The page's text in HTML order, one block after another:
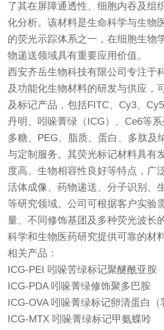
了其在屏障通透性、细胞内吞及组
化分析。该材料是生命科学与生物
的荧光示踪体系之一，在细胞生物
物递送领域具有重要应用价值。
西安齐岳生物科技有限公司专注于
及功能化生物材料的研发与供应，
及标记产品，包括FITC、Cy3、
丹明、吲哚菁绿（ICG）、Ce6等
多糖、PEG、脂质、蛋白、多肽及
与定制服务。其荧光标记材料具有
度高、生物相容性良好等特点，广
活体成像、药物递送、分子识别、
等研究领域。公司可根据客户实验
量、不同修饰基团及多种荧光波长
科学和生物医药研究提供可靠的材
相关产品：
ICG-PEI 吲哚苦绿标记聚醚酰亚胺
ICG-PDA 吲哚菁绿修饰聚多巴胺
ICG-OVA 吲哚菁绿标记卵清蛋白（
ICG-MTX 吲哚菁绿标记甲氨蝶呤